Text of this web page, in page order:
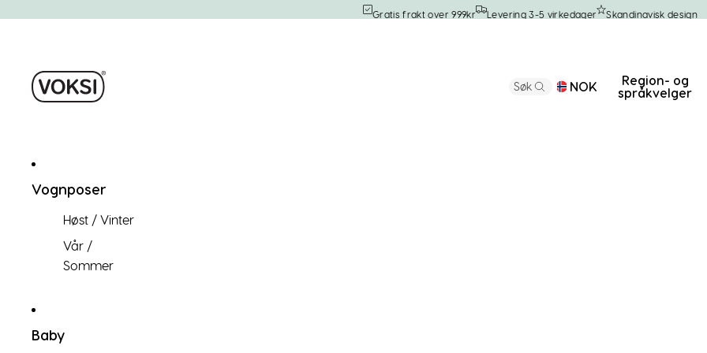
Gratis frakt over 999kr Levering 3-5 virkedager Skandinavisk design
Søk NOK
Region- og
språkvelger
Vognposer
Høst / Vinter
Vår /
Sommer
Baby